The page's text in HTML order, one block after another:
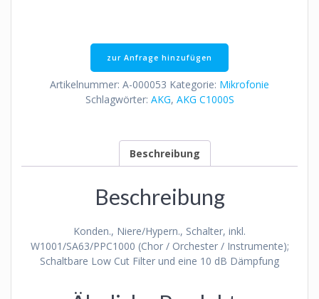
zur Anfrage hinzufügen
Artikelnummer: A-000053 Kategorie: Mikrofonie
Schlagwörter: AKG, AKG C1000S
Beschreibung
Beschreibung
Konden., Niere/Hypern., Schalter, inkl.
W1001/SA63/PPC1000 (Chor / Orchester / Instrumente);
Schaltbare Low Cut Filter und eine 10 dB Dämpfung